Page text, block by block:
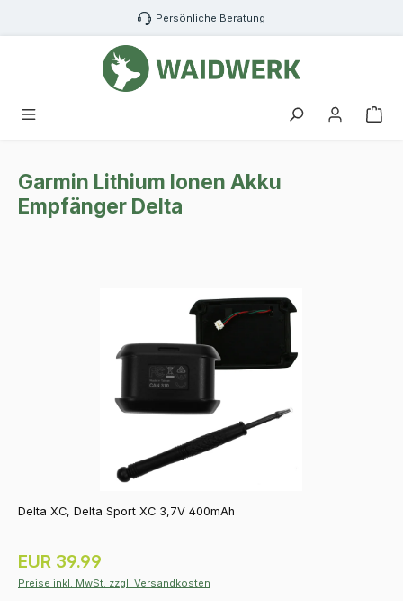
Zum Hauptinhalt springen Persönliche Beratung
Garmin Lithium Ionen Akku
Empfänger Delta
Delta XC, Delta Sport XC 3,7V 400mAh
Regulärer Preis:
EUR 39.99
Preise inkl. MwSt. zzgl. Versandkosten